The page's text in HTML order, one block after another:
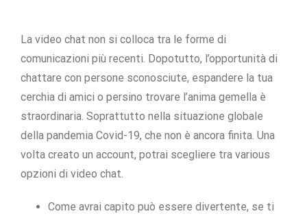
La video chat non si colloca tra le forme di
comunicazioni più recenti. Dopotutto, l’opportunità di
chattare con persone sconosciute, espandere la tua
cerchia di amici o persino trovare l’anima gemella è
straordinaria. Soprattutto nella situazione globale
della pandemia Covid-19, che non è ancora finita. Una
volta creato un account, potrai scegliere tra various
opzioni di video chat.
Come avrai capito può essere divertente, se ti